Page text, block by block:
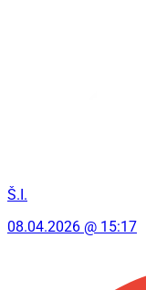
Š.I.
08.04.2026 @ 15:17